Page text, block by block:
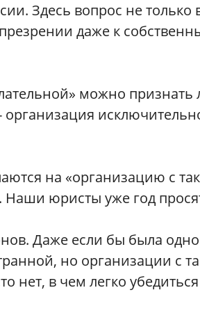
Здесь вопрос не только
даже к
можно
на «организацию с
юристы уже год
Даже если бы была
но организации с
нет, в чем легко убедиться